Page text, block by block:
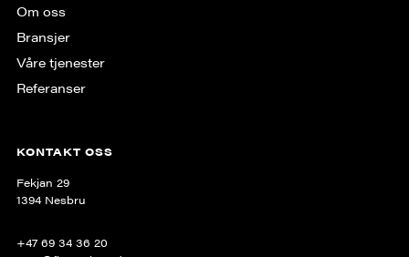
Om oss
Bransjer
Våre tjenester
Referanser
KONTAKT OSS
Fekjan 29
1394 Nesbru
+47 69 34 36 20